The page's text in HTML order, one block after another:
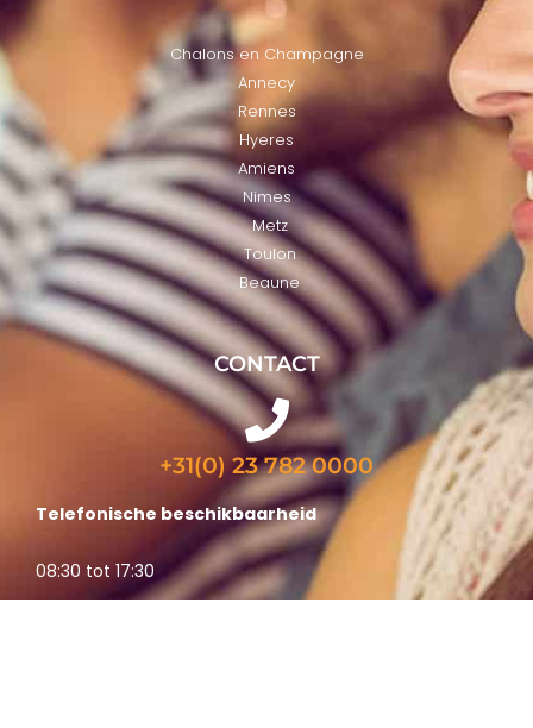
LOCATIES
Chalons en Champagne
Annecy
Rennes
Hyeres
Amiens
Nimes
Metz
Toulon
Beaune
CONTACT
+31(0) 23 782 0000
Telefonische beschikbaarheid
08:30 tot 17:30